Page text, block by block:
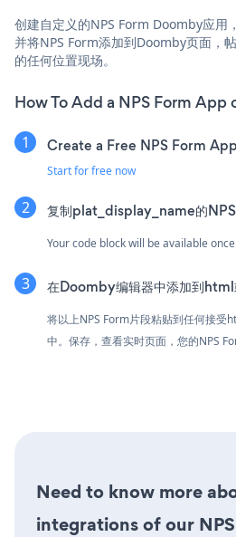
创建自定义的NPS Form Doomby应用
并将NPS Form添加到Doomby页面，
的任何位置现场。
How To Add a NPS Form App
Create a Free NPS Form App
Start for free now
复制plat_display_name的
Your code block will be available
在Doomby编辑器中添加到html
将以上NPS Form片段粘贴到任何接受
中。保存，查看实时页面，您的NPS
Need to know more
integrations of our